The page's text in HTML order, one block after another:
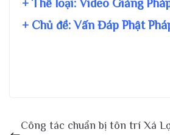
+ Thể loại: Video Giảng
+ Chủ đề:Vấn Đáp Phật
Công tác chuẩn bị tôn trí Xá